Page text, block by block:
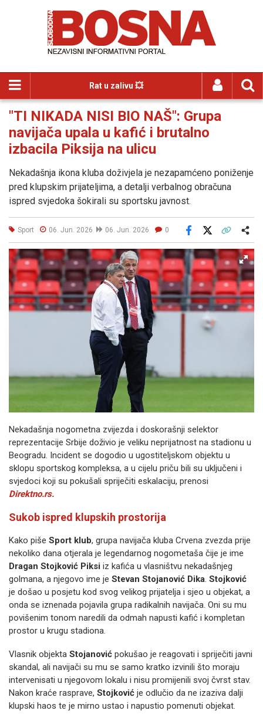
Rat u zalivu 💥
"TI NIKADA NISI BIO NAŠ": Grupa
navijača upala u kafić i brutalno
izbacila Piksija na ulicu
Nekadašnja ikona kluba doživjela je nezapamćeno poniženje
pred klupskim prijateljima, a detalji verbalnog obračuna
ispred svjedoka šokirali su sportsku javnost.
Sport 06. Jun. 2026 06. Jun. 2026 0
Facebook
Nekadašnja nogometna zvijezda i doskorašnji selektor
reprezentacije Srbije doživio je veliku neprijatnost na stadionu u
Beogradu. Incident se dogodio u ugostiteljskom objektu u
sklopu sportskog kompleksa, a u cijelu priču bili su uključeni i
svjedoci koji su pokušali spriječiti eskalaciju, prenosi
Direktno.rs.
Sukob ispred klupskih prostorija
Kako piše Sport klub, grupa navijača kluba Crvena zvezda prije
nekoliko dana otjerala je legendarnog nogometaša čije je ime
Dragan Stojković Piksi iz kafića u vlasništvu nekadašnjeg
golmana, a njegovo ime je Stevan Stojanović Dika. Stojković
je došao u posjetu kod svog velikog prijatelja i sjeo u objekat, a
onda se iznenada pojavila grupa radikalnih navijača. Oni su mu
povišenim tonom naredili da odmah napusti kafić i kompletan
prostor u krugu stadiona.
Vlasnik objekta Stojanović pokušao je reagovati i spriječiti javni
skandal, ali navijači su mu se samo kratko izvinili što moraju
intervenisati u njegovom lokalu i nisu promijenili svoj čvrst stav.
Nakon kraće rasprave, Stojković je odlučio da ne izaziva dalji
klupski haos te je mirno ustao i napustio pomenuti objekat.